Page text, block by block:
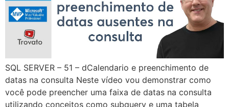
SQL SERVER – 51 – dCalendario e preenchimento de
datas na consulta Neste vídeo vou demonstrar como
você pode preencher uma faixa de datas na consulta
utilizando conceitos como subquery e uma tabela